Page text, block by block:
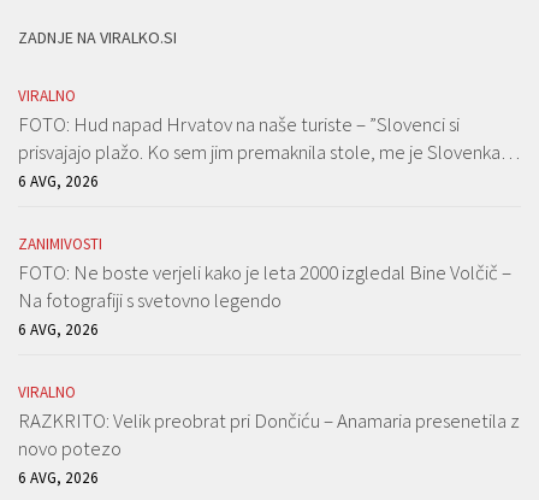
ZADNJE NA VIRALKO.SI
VIRALNO
FOTO: Hud napad Hrvatov na naše turiste – ”Slovenci si
prisvajajo plažo. Ko sem jim premaknila stole, me je Slovenka…
6 AVG, 2026
ZANIMIVOSTI
FOTO: Ne boste verjeli kako je leta 2000 izgledal Bine Volčič –
Na fotografiji s svetovno legendo
6 AVG, 2026
VIRALNO
RAZKRITO: Velik preobrat pri Dončiću – Anamaria presenetila z
novo potezo
6 AVG, 2026